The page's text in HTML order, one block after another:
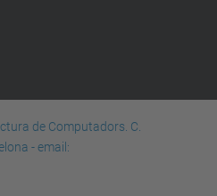
de Computadors. C.
- email: